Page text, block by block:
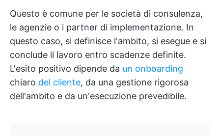
Questo è comune per le società di consulenza,
le agenzie o i partner di implementazione. In
questo caso, si definisce l'ambito, si esegue e si
conclude il lavoro entro scadenze definite.
L'esito positivo dipende da un onboarding
chiaro del cliente, da una gestione rigorosa
dell'ambito e da un'esecuzione prevedibile.